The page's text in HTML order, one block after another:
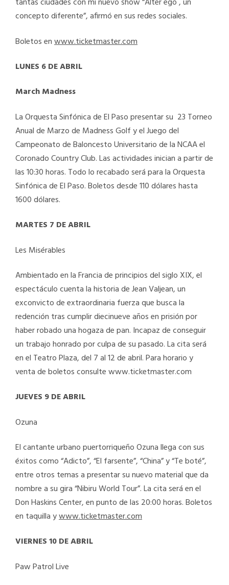
concepto diferente”, afirmó en sus redes sociales.
Boletos enwww.ticketmaster.com
LUNES 6 DE ABRIL
March Madness
La Orquesta Sinfónica de El Paso presentar su 23 Torneo
Anual de Marzo de Madness Golf y el Juego del
Campeonato de Baloncesto Universitario de la NCAA el
Coronado Country Club. Las actividades inician a partir de
las 10:30 horas. Todo lo recabado será para la Orquesta
Sinfónica de El Paso. Boletos desde 110 dólares hasta
1600 dólares.
MARTES 7 DE ABRIL
Les Misérables
Ambientado en la Francia de principios del siglo XIX, el
espectáculo cuenta la historia de Jean Valjean, un
exconvicto de extraordinaria fuerza que busca la
redención tras cumplir diecinueve años en prisión por
haber robado una hogaza de pan. Incapaz de conseguir
un trabajo honrado por culpa de su pasado. La cita será
en el Teatro Plaza, del 7 al 12 de abril. Para horario y
venta de boletos consulte www.ticketmaster.com
JUEVES 9 DE ABRIL
Ozuna
El cantante urbano puertorriqueño Ozuna llega con sus
éxitos como “Adicto”, “El farsente”, “China” y “Te boté”,
entre otros temas a presentar su nuevo material que da
nombre a su gira “Nibiru World Tour”. La cita será en el
Don Haskins Center, en punto de las 20:00 horas. Boletos
en taquilla ywww.ticketmaster.com
VIERNES 10 DE ABRIL
Paw Patrol Live